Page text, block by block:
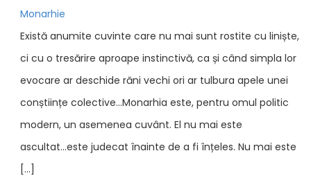
Monarhie
Există anumite cuvinte care nu mai sunt rostite cu liniște,
ci cu o tresărire aproape instinctivă, ca și când simpla lor
evocare ar deschide răni vechi ori ar tulbura apele unei
conștiințe colective...Monarhia este, pentru omul politic
modern, un asemenea cuvânt. El nu mai este
ascultat...este judecat înainte de a fi înțeles. Nu mai este
[…]